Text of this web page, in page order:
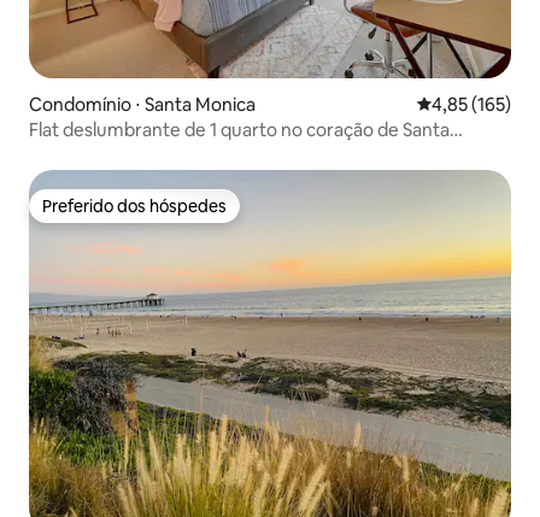
Condomínio ⋅ Santa Monica 4,85 de uma
4,85 (165)
Flat deslumbrante de 1 quarto no coração de Santa
Preferido dos hóspedes
Preferido dos hóspedes